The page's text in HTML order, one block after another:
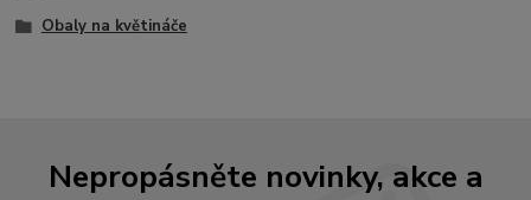
Obaly na květináče
Nepropásněte novinky, akce a